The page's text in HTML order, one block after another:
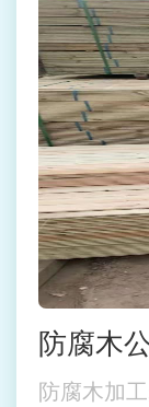
防腐木
防腐木加